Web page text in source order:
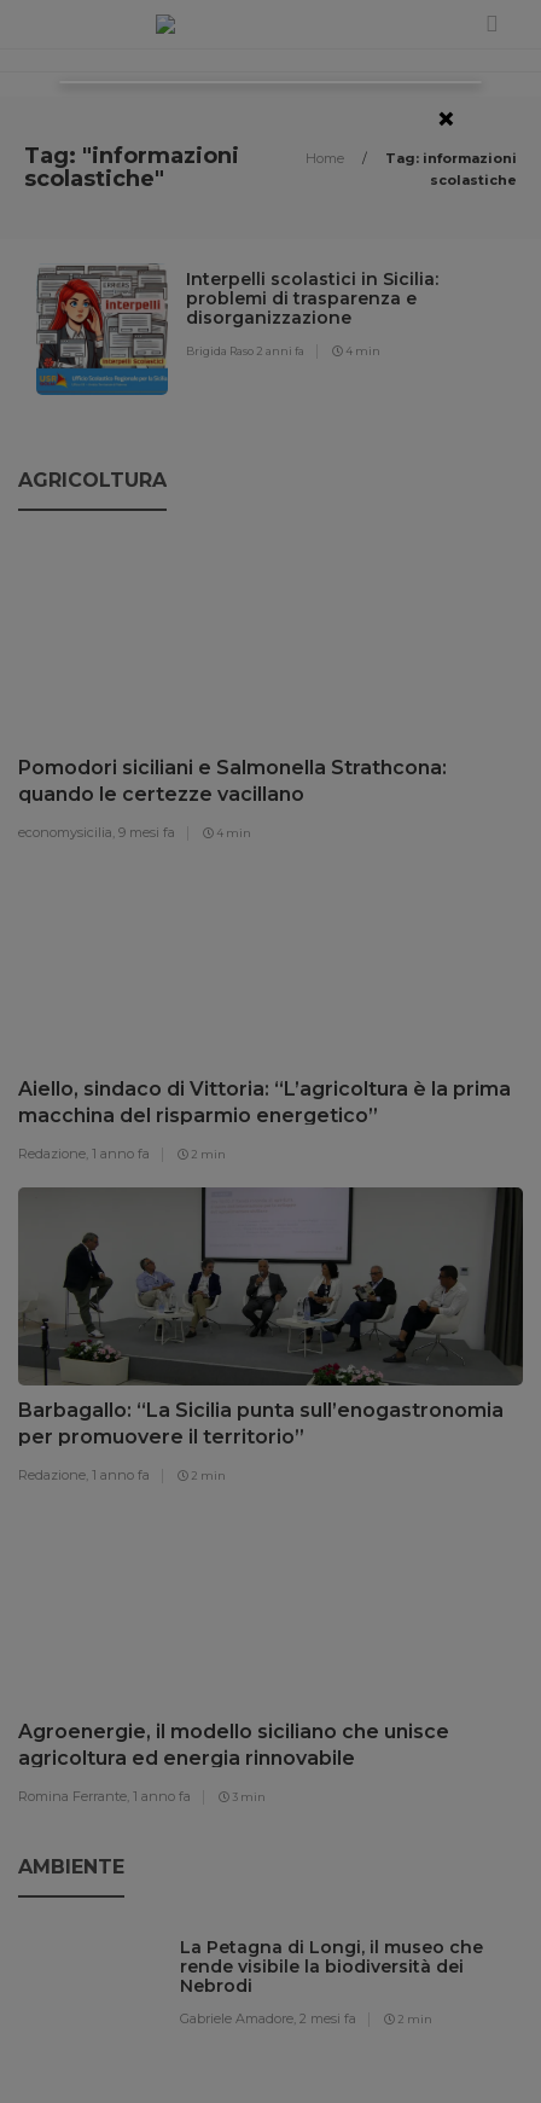
Tag: "informazioni
scolastiche"
Home /
Tag: informazioni
scolastiche
Interpelli scolastici in Sicilia:
problemi di trasparenza e
disorganizzazione
Brigida Raso 2 anni fa 4 min
AGRICOLTURA
Pomodori siciliani e Salmonella Strathcona:
quando le certezze vacillano
economysicilia, 9 mesi fa 4 min
Aiello, sindaco di Vittoria: “L’agricoltura è la prima
macchina del risparmio energetico”
Redazione, 1 anno fa 2 min
Barbagallo: “La Sicilia punta sull’enogastronomia
per promuovere il territorio”
Redazione, 1 anno fa 2 min
Agroenergie, il modello siciliano che unisce
agricoltura ed energia rinnovabile
Romina Ferrante, 1 anno fa 3 min
AMBIENTE
La Petagna di Longi, il museo che
rende visibile la biodiversità dei
Nebrodi
Gabriele Amadore,2 mesi fa 2 min
×